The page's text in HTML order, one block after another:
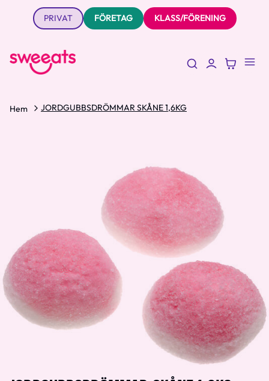
PRIVAT FÖRETAG KLASS/FÖRENING
Hem JORDGUBBSDRÖMMAR SKÅNE 1,6KG